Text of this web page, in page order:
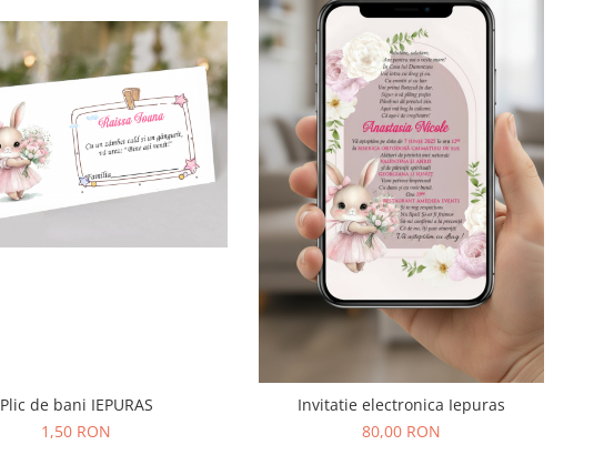
Plic de bani IEPURAS
1,50 RON
Invitatie electronica Iepuras
80,00 RON